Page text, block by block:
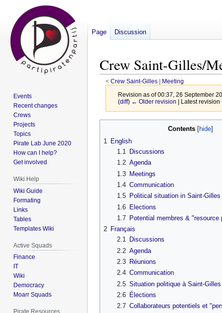
Crew Saint-Gilles/
< Crew Saint-Gilles‎ | Meeting
Revision as of 00:37, 26 September
(diff) ← Older revision | Latest
navigation
search
Contents
1 English
1.1
Discussions
1.2 Agenda
1.3
Meetings
1.4 Communication
1.5
Political situation in Saint-Gilles
1.6
Elections
1.7
Potential membres & "resource
2 Français
2.1
Discussions
2.2 Agenda
2.3
Réunions
2.4 Communication
2.5 Situation politique à Saint-Gilles
2.6
Élections
2.7 Collaborateurs potentiels et
Page Discussion
Events
Recent changes
Crews
Projects
Topics
Pirate Lab June 2020
How can I help?
Get involved
Wiki Help
Wiki Guide
Formating
Links
Tables
Templates Wiki
Active Squads
Finance
IT
Wiki
Democracy
Moarr Squads